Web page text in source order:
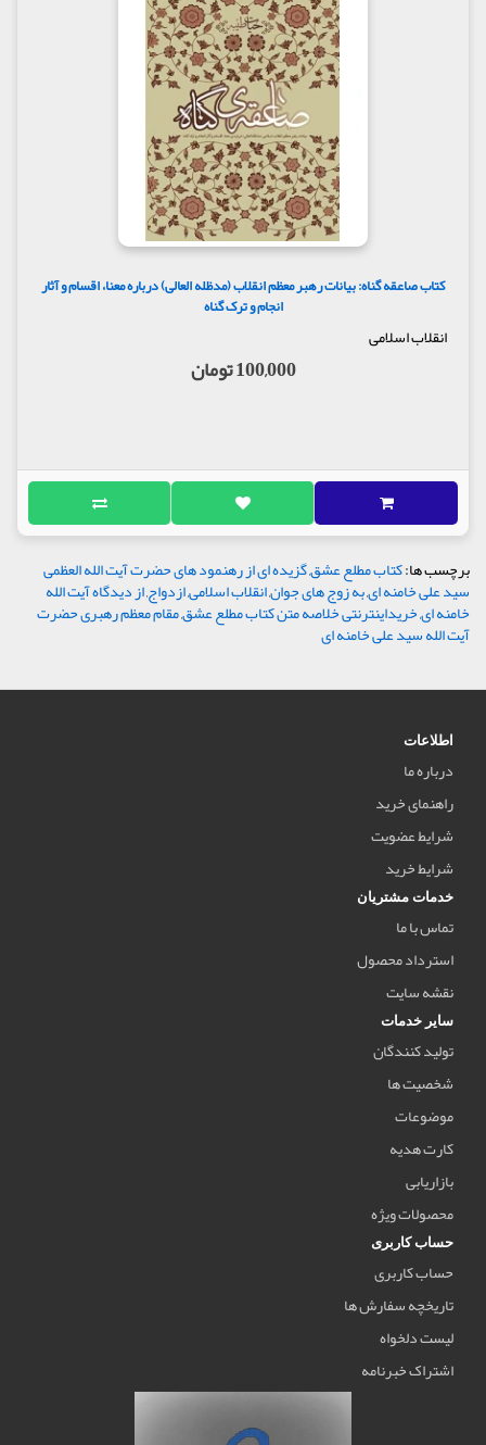
کتاب صاعقه گناه: بیانات رهبر معظم انقلاب (مدظله العالی) درباره‌ معنا، اقسام و آثار
انجام و ترک گناه
انقلاب اسلامی
100,000 تومان
برچسب ها:کتاب مطلع عشق,گزیده ای از رهنمود های حضرت آیت الله العظمی
سید علی خامنه ای,به زوج های جوان,انقلاب اسلامی,ازدواج,از دیدگاه آیت الله
خامنه ای,خریداینترنتی خلاصه متن کتاب مطلع عشق,مقام معظم رهبری حضرت
آیت الله سید علی خامنه ای
اطلاعات
درباره ما
راهنمای خرید
شرایط عضویت
شرایط خرید
خدمات مشتریان
تماس با ما
استرداد محصول
نقشه سایت
سایر خدمات
تولید کنندگان
شخصیت ها
موضوعات
کارت هدیه
بازاریابی
محصولات ویژه
حساب کاربری
حساب کاربری
تاریخچه سفارش ها
لیست دلخواه
اشتراک خبرنامه